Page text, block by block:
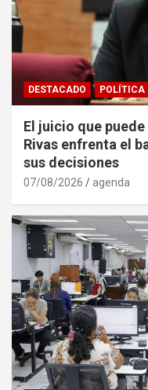
DESTACADO POLÍTICA
El juicio que
Rivas enfrenta el
sus decisiones
07/08/2026 agenda